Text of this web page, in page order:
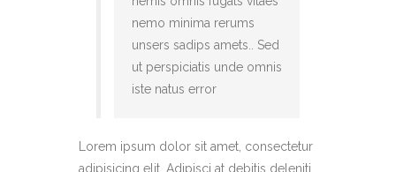
nemo minima rerums
unsers sadips amets.. Sed
ut perspiciatis unde omnis
iste natus error
Lorem ipsum dolor sit amet, consectetur
adipisicing elit. Adipisci at debitis deleniti